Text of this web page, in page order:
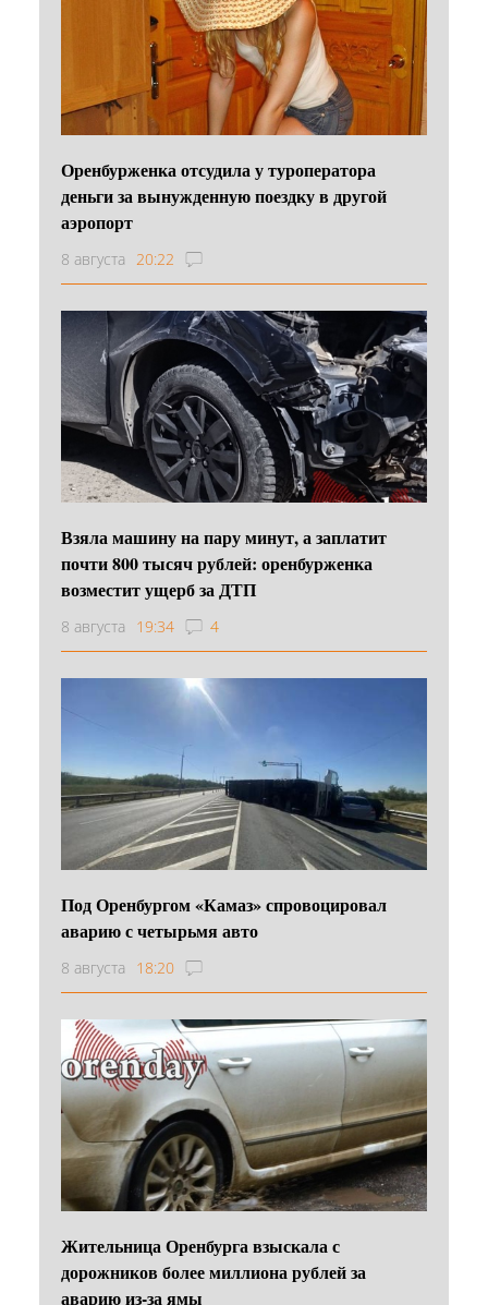
Оренбурженка отсудила у туроператора
деньги за вынужденную поездку в другой
аэропорт
8 августа 20:22
Взяла машину на пару минут, а заплатит
почти 800 тысяч рублей: оренбурженка
возместит ущерб за ДТП
8 августа 19:34 4
Под Оренбургом «Камаз» спровоцировал
аварию с четырьмя авто
8 августа 18:20
Жительница Оренбурга взыскала с
дорожников более миллиона рублей за
аварию из-за ямы